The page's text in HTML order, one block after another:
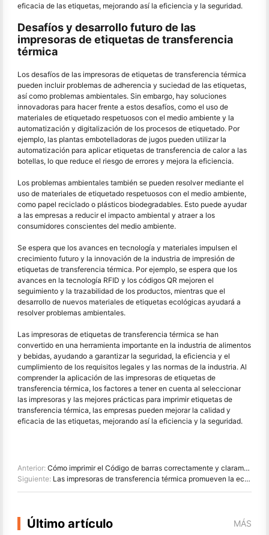
eficacia de las etiquetas, mejorando así la eficiencia y la seguridad.
Desafíos y desarrollo futuro de las
impresoras de etiquetas de transferencia
térmica
Los desafíos de las impresoras de etiquetas de transferencia térmica
pueden incluir problemas de adherencia y suciedad de las etiquetas,
así como problemas ambientales. Sin embargo, hay soluciones
innovadoras para hacer frente a estos desafíos, como el uso de
materiales de etiquetado respetuosos con el medio ambiente y la
automatización y digitalización de los procesos de etiquetado. Por
ejemplo, las plantas embotelladoras de jugos pueden utilizar la
automatización para aplicar etiquetas de transferencia de calor a las
botellas, lo que reduce el riesgo de errores y mejora la eficiencia.
Los problemas ambientales también se pueden resolver mediante el
uso de materiales de etiquetado respetuosos con el medio ambiente,
como papel reciclado o plásticos biodegradables. Esto puede ayudar
a las empresas a reducir el impacto ambiental y atraer a los
consumidores conscientes del medio ambiente.
Se espera que los avances en tecnología y materiales impulsen el
crecimiento futuro y la innovación de la industria de impresión de
etiquetas de transferencia térmica. Por ejemplo, se espera que los
avances en la tecnología RFID y los códigos QR mejoren el
seguimiento y la trazabilidad de los productos, mientras que el
desarrollo de nuevos materiales de etiquetas ecológicas ayudará a
resolver problemas ambientales.
Las impresoras de etiquetas de transferencia térmica se han
convertido en una herramienta importante en la industria de alimentos
y bebidas, ayudando a garantizar la seguridad, la eficiencia y el
cumplimiento de los requisitos legales y las normas de la industria. Al
comprender la aplicación de las impresoras de etiquetas de
transferencia térmica, los factores a tener en cuenta al seleccionar
las impresoras y las mejores prácticas para imprimir etiquetas de
transferencia térmica, las empresas pueden mejorar la calidad y
eficacia de las etiquetas, mejorando así la eficiencia y la seguridad.
Anterior: Cómo imprimir el Código de barras correctamente y claramente: superar los problemas comunes de impresión del Código de barras
Siguiente: Las impresoras de transferencia térmica promueven la economía Gig y el éxito de las empresas domésticas
Último artículo MÁS